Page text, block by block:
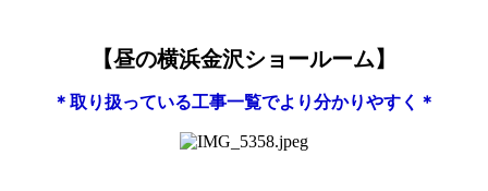
【昼の横浜金沢ショールーム】
＊取り扱っている工事一覧でより分かりやすく＊